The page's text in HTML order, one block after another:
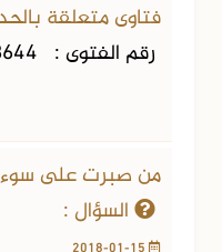
فتاوى متعلقة
رقم الفتوى :
من صبرت على
السؤال :